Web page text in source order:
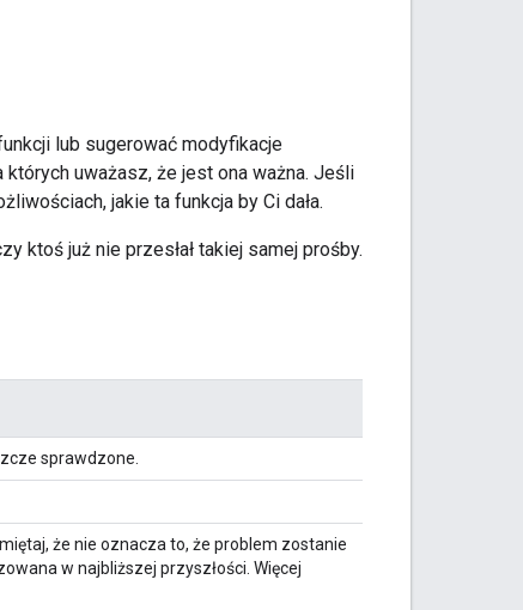
lub sugerować modyfikacje
uważasz, że jest ona ważna. Jeśli
jakie ta funkcja by Ci dała.
ktoś już nie przesłał takiej samej prośby.
sprawdzone.
że nie oznacza to, że problem zostanie
w najbliższej przyszłości. Więcej